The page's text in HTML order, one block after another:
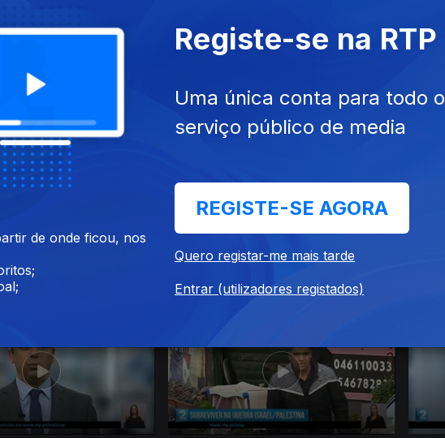
2017
2017 18 dez. 2017
de onde ficou, nos
Registe-se na RTP
Uma única conta para todo o
serviço público de media
REGISTE-SE AGORA
Quero registar-me mais tarde
Entrar (utilizadores registados)